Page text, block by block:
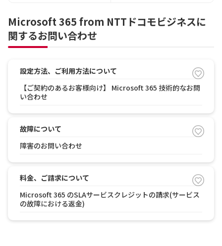
Microsoft 365 from NTTドコモビジネスに
関するお問い合わせ
設定方法、ご利用方法について
【ご契約のあるお客様向け】 Microsoft 365 技術的なお問
い合わせ
故障について
障害のお問い合わせ
料金、ご請求について
Microsoft 365 のSLAサービスクレジットの請求(サービス
の故障における返金)